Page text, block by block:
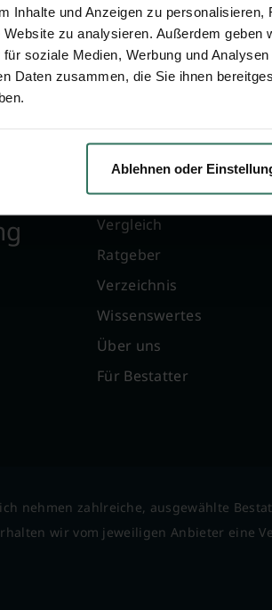
Inhalte und Anzeigen zu
zu analysieren. Außerdem
soziale Medien, Werbung und
Daten zusammen, die Sie ihnen
Ablehnen oder
Str. 27
Frankenhausen
FÜR SIE
Vergleich
Ratgeber
Verzeichnis
Wissenswertes
Über uns
Für Bestatter
nehmen zahlreiche, ausgewählte
wir vom jeweiligen Anbieter eine